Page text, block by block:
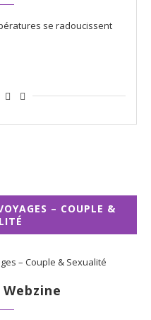
se radoucissent
– COUPLE &